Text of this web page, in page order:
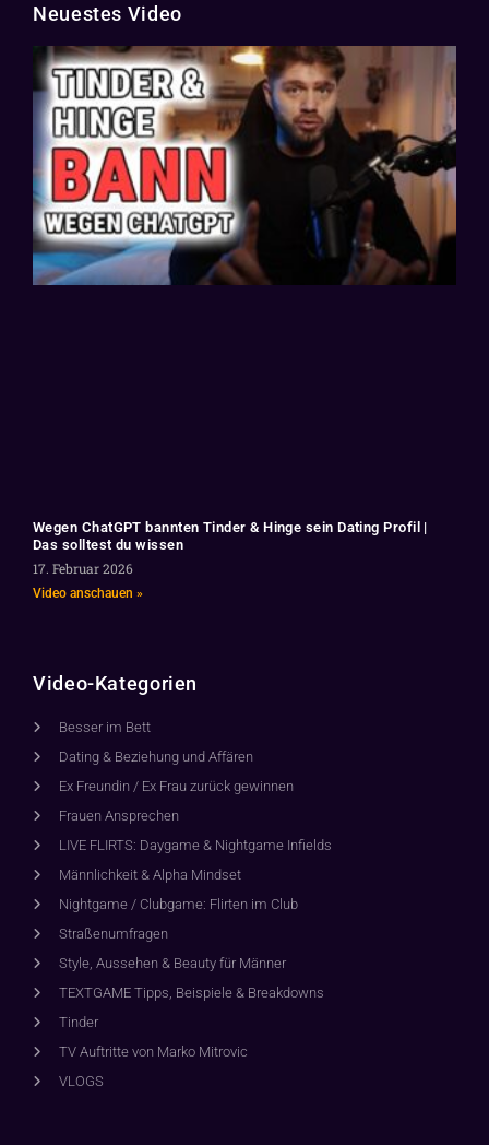
Neuestes Video
Wegen ChatGPT bannten Tinder & Hinge sein Dating Profil |
Das solltest du wissen
17. Februar 2026
Video anschauen »
Video-Kategorien
Besser im Bett
Dating & Beziehung und Affären
Ex Freundin / Ex Frau zurück gewinnen
Frauen Ansprechen
LIVE FLIRTS: Daygame & Nightgame Infields
Männlichkeit & Alpha Mindset
Nightgame / Clubgame: Flirten im Club
Straßenumfragen
Style, Aussehen & Beauty für Männer
TEXTGAME Tipps, Beispiele & Breakdowns
Tinder
TV Auftritte von Marko Mitrovic
VLOGS